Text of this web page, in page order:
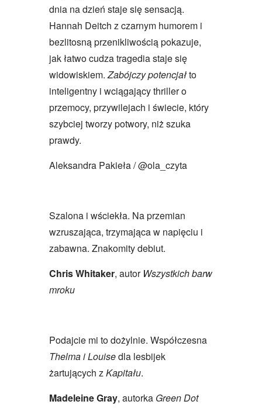
dnia na dzień staje się sensacją.
Hannah Deitch z czarnym humorem i
bezlitosną przenikliwością pokazuje,
jak łatwo cudza tragedia staje się
widowiskiem.Zabójczy potencjałto
inteligentny i wciągający thriller o
przemocy, przywilejach i świecie, który
szybciej tworzy potwory, niż szuka
prawdy.
Aleksandra Pakieła / @ola_czyta
Szalona i wściekła. Na przemian
wzruszająca, trzymająca w napięciu i
zabawna. Znakomity debiut.
Chris Whitaker, autor Wszystkich barw
mroku
Podajcie mi to dożylnie. Współczesna
Thelma i Louisedla lesbijek
żartujących zKapitału.
Madeleine Gray, autorka Green Dot